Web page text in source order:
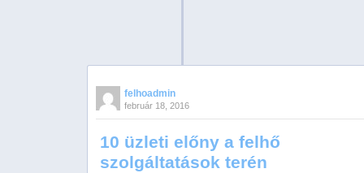
felhoadmin
február 18, 2016
10 üzleti előny a felhő
szolgáltatások terén